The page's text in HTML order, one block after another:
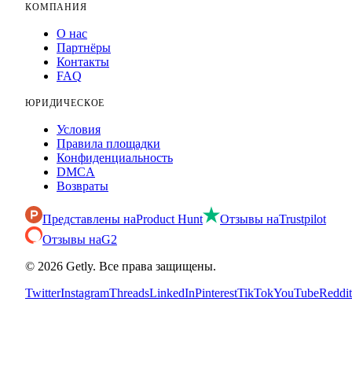
КОМПАНИЯ
О нас
Партнёры
Контакты
FAQ
ЮРИДИЧЕСКОЕ
Условия
Правила площадки
Конфиденциальность
DMCA
Возвраты
Представлены наProduct Hunt Отзывы наTrustpilot
Отзывы наG2
© 2026 Getly. Все права защищены.
TwitterInstagramThreadsLinkedInPinterestTikTokYouTubeReddit